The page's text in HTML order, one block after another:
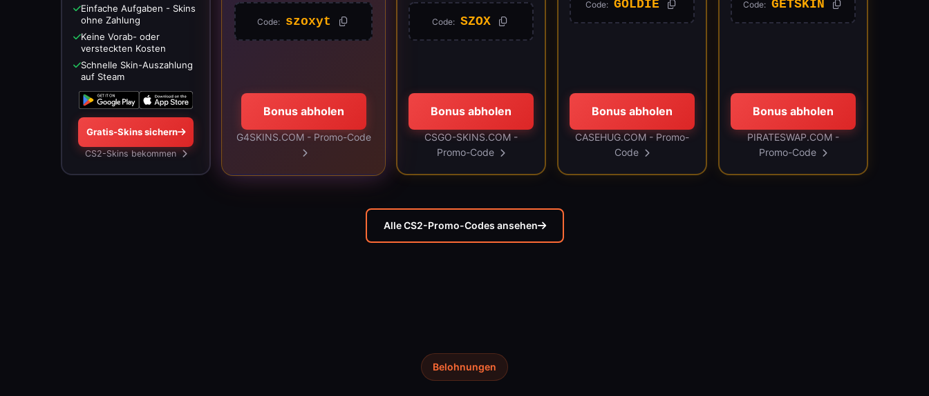
Einfache Aufgaben - Skins
ohne Zahlung
Keine Vorab- oder
versteckten Kosten
Schnelle Skin-Auszahlung
auf Steam
Gratis-Skins sichern
CS2-Skins bekommen
Code: szoxyt
Bonus abholen
G4SKINS.COM - Promo-Code
Code: SZOX
Bonus abholen
CSGO-SKINS.COM -
Promo-Code
Code: GOLDIE
Bonus abholen
CASEHUG.COM - Promo-
Code
Code: GETSKIN
Bonus abholen
PIRATESWAP.COM -
Promo-Code
Alle CS2-Promo-Codes ansehen
Belohnungen